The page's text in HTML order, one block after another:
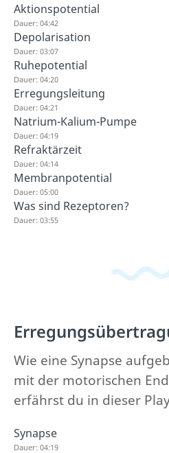
Aktionspotential
Dauer: 04:42
Depolarisation
Dauer: 03:07
Ruhepotential
Dauer: 04:20
Erregungsleitung
Dauer: 04:21
Natrium-Kalium-Pumpe
Dauer: 04:19
Refraktärzeit
Dauer: 04:14
Membranpotential
Dauer: 05:00
Was sind Rezeptoren?
Dauer: 03:55
Wie eine Synapse
mit der motorischen
erfährst du in dieser
Synapse
Dauer: 04:19